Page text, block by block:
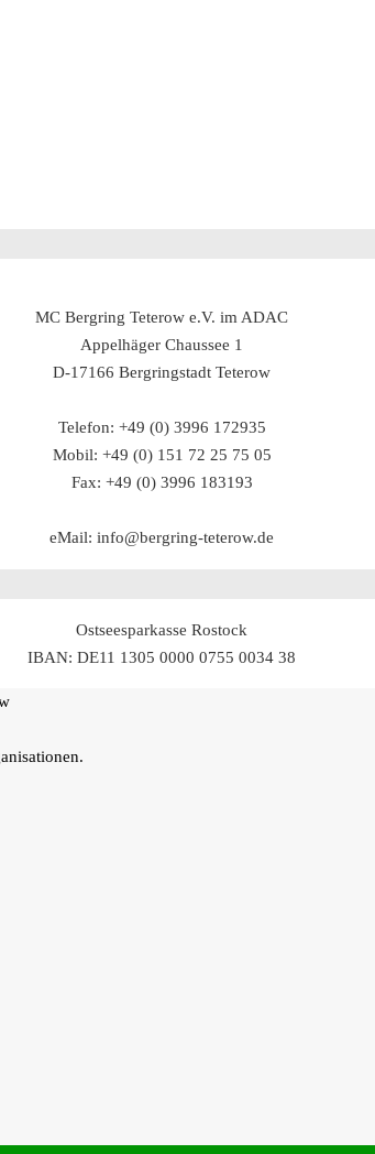
MC Bergring Teterow e.V. im ADAC
Appelhäger Chaussee 1
D-17166 Bergringstadt Teterow
Telefon: +49 (0) 3996 172935
Mobil: +49 (0) 151 72 25 75 05
Fax: +49 (0) 3996 183193
eMail: info@bergring-teterow.de
Ostseesparkasse Rostock
IBAN: DE11 1305 0000 0755 0034 38